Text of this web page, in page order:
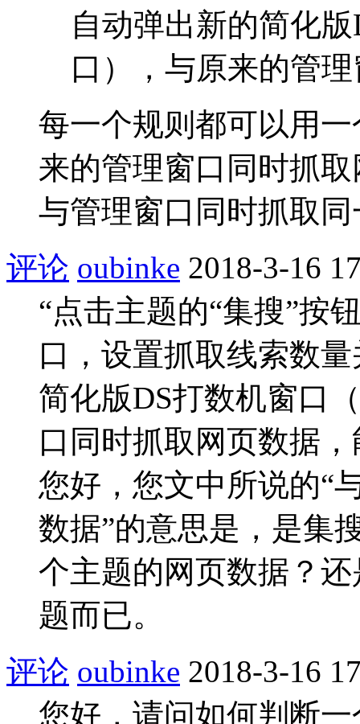
自动弹出新的简化
口），与原来的管
每一个规则都可以用
来的管理窗口同时抓
与管理窗口同时抓取
评论 oubinke 2018-3-16
“点击主题的“集搜”按
口，设置抓取线索数
简化版DS打数机窗口
口同时抓取网页数据
您好，您文中所说的“
数据”的意思是，是集
个主题的网页数据？
题而已。
评论 oubinke 2018-3-16
您好，请问如何判断